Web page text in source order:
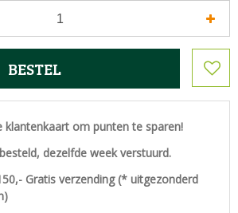
klantenkaart om punten te sparen!
dezelfde week verstuurd.
Gratis verzending (* uitgezonderd